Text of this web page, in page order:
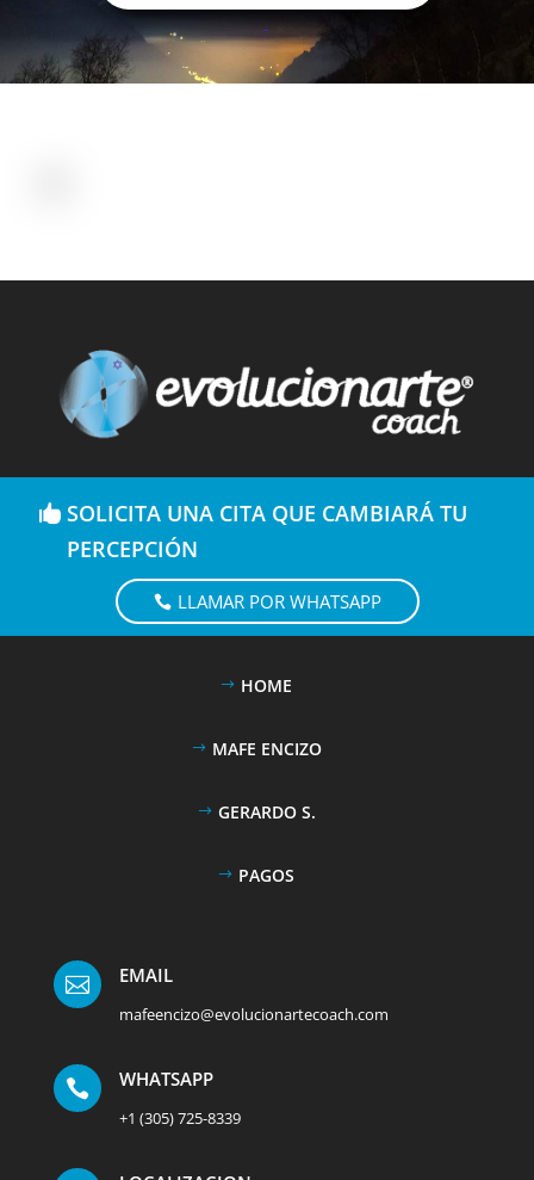
SOLICITA UNA CITA QUE CAMBIARÁ TU
PERCEPCIÓN
LLAMAR POR WHATSAPP
HOME
MAFE ENCIZO
GERARDO S.
PAGOS
 EMAIL
mafeencizo@evolucionartecoach.com
 WHATSAPP
+1 (305) 725-8339